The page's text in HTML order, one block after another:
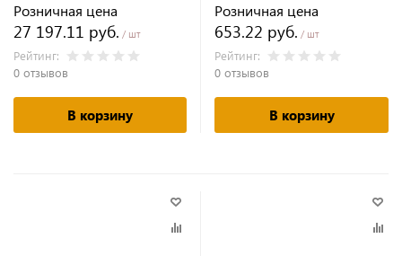
Розничная цена
27 197.11 руб. / шт
Рейтинг:
0 отзывов
В корзину
Розничная цена
653.22 руб. / шт
Рейтинг:
0 отзывов
В корзину